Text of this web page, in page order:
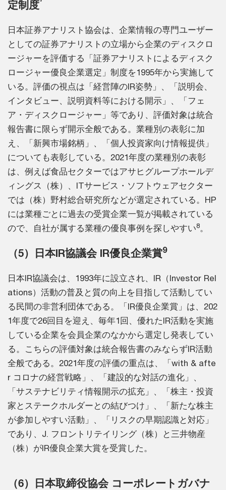
定制度
日本証券アナリスト協会は、企業情報の専門ユーザー
としての証券アナリストの立場から企業のディスクロ
ージャーを評価する「証券アナリストによるディスク
ロージャー優良企業選定」制度を1995年から実施して
いる。評価の視点は「経営陣のIR姿勢」、「説明会、
インタビュー、説明資料等における開示」、「フェ
ア・ディスクロージャー」等であり、評価対象は統合
報告書に限らず開示全般である。業種別の表彰に加
え、「新興市場銘柄」、「個人投資家向け情報提供」
についても表彰している。2021年度の業種別の表彰
は、例えば食品セクターではアサヒグループホールデ
ィングス（株）、ITサービス・ソフトウェアセクター
では（株）野村総合研究所などが選定されている。HP
には業種ごとに過去の受賞企業一覧が掲載されている
ので、自社が属する業種の優良事例を探しやすい8。
（5）日本IR協議会 IR優良企業賞9
日本IR協議会は、1993年に設立され、IR（Investor Rel
ations）活動の普及と質の向上を目指して活動してい
る民間の非営利団体である。「IR優良企業賞」は、202
1年度で26回目を迎え、毎年1回、優れたIR活動を実施
している企業を会員企業のなかから選定し発表してい
る。こちらの評価対象は統合報告書のみならずIR活動
全般である。2021年度の評価の重点は、「with & afte
r コロナの経営戦略」、「建設的な対話の進化」、
「サステナビリティ情報開示の拡充」、「株主・投資
家とステークホルダーとの結びつけ」、「新たな株主
が参加しやすい活動」、「リスクの早期認識と対応」
であり、J. フロントリテイリング（株）と三井物産
（株）がIR優良企業大賞を受賞した。
（6）日本取締役協会 コーポレートガバナ